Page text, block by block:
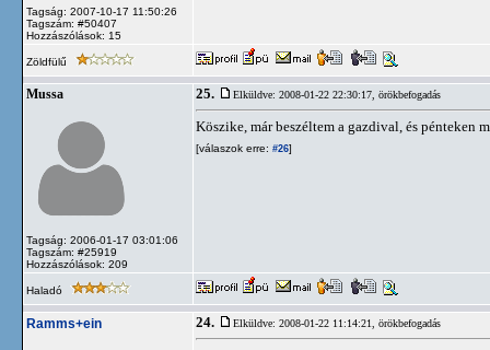
Tagság: 2007-10-17 11:50:26
Tagszám: #50407
Hozzászólások: 15
Zöldfülű
Mussa
Tagság: 2006-01-17 03:01:06
Tagszám: #25919
Hozzászólások: 209
25. Elküldve: 2008-01-22 22:30:17, örökbefogadás
Köszike, már beszéltem a gazdival, és pénteken
[válaszok erre: #26]
Haladó
Ramms+ein 24. Elküldve: 2008-01-22 11:14:21, örökbefogadás